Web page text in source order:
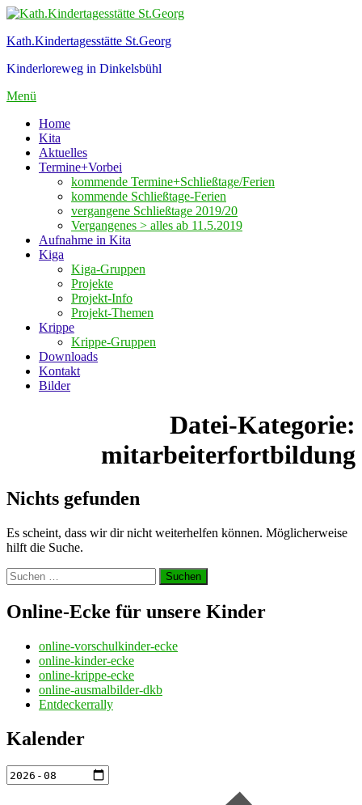
Zum
springen
Kath.Kindertagesstätte St.Georg
Kinderloreweg in Dinkelsbühl
Menü
Home
Kita
Aktuelles
Termine+Vorbei
kommende Termine+Schließtage/Ferien
kommende Schließtage-Ferien
vergangene Schließtage 2019/20
Vergangenes > alles ab 11.5.2019
Aufnahme in Kita
Kiga
Kiga-Gruppen
Projekte
Projekt-Info
Projekt-Themen
Krippe
Krippe-Gruppen
Downloads
Kontakt
Bilder
Datei-Kategorie:
mitarbeiterfortbildung
Nichts gefunden
Es scheint, dass wir dir nicht weiterhelfen können. Möglicherweise
hilft die Suche.
Suchen
nach:
Online-Ecke für unsere Kinder
online-vorschulkinder-ecke
online-kinder-ecke
online-krippe-ecke
online-ausmalbilder-dkb
Entdeckerrally
Kalender